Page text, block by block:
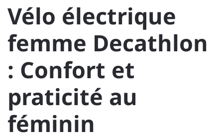
Vélo électrique
femme Decathlon
: Confort et
praticité au
féminin